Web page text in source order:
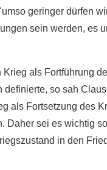
geringer dürfen
sein werden, es
Krieg als Fortführung
definierte, so sah
als Fortsetzung des
Daher sei es wichtig
in den